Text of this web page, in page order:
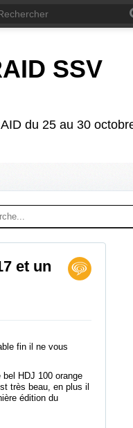
SSV
du 25 au 30
et un
fin il ne vous
HDJ 100 orange
très beau, en plus il
édition du